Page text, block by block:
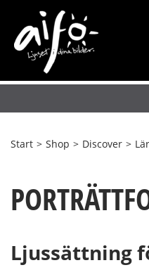
Start > Shop > Discover >
Ljussättning